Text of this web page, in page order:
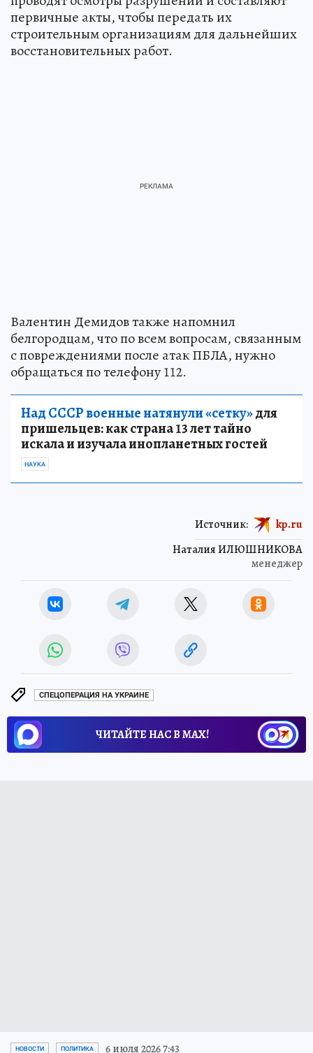
первичные акты, чтобы передать их
строительным организациям для дальнейших
восстановительных работ.
Валентин Демидов также напомнил
белгородцам, что по всем вопросам, связанным
с повреждениями после атак ПБЛА, нужно
обращаться по телефону 112.
Над СССР военные натянули «сетку»для
пришельцев: как страна 13 лет тайно
искала и изучала инопланетных гостей
НАУКА
Наталия ИЛЮШНИКОВА
менеджер
Источник: kp.ru
СПЕЦОПЕРАЦИЯ НА УКРАИНЕ
ЧИТАЙТЕ НАС В МАХ!
НОВОСТИ ПОЛИТИКА 6 июля 2026 7:43